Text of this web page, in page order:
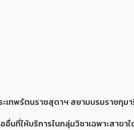
ทพรัตนราชสุดาฯ สยามบรมราชกุม
ห้บริการในกลุ่มวิชาเฉพาะสาขาใ